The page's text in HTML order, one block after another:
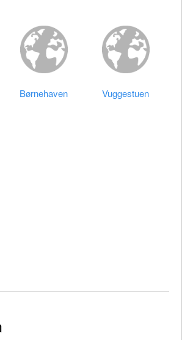
Børnehaven Vuggestuen